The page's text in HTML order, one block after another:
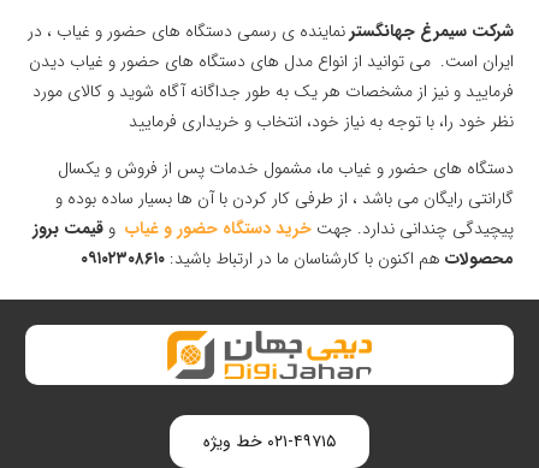
شرکت سیمرغ جهانگسترنماینده ی رسمی دستگاه های حضور و غیاب ، در
ایران است. می توانید از انواع مدل های دستگاه های حضور و غیاب دیدن
فرمایید و نیز از مشخصات هر یک به طور جداگانه آگاه شوید و کالای مورد
نظر خود را، با توجه به نیاز خود، انتخاب و خریداری فرمایید
دستگاه های حضور و غیاب ما، مشمول خدمات پس از فروش و یکسال
گارانتی رایگان می باشد ، از طرفی کار کردن با آن ها بسیار ساده بوده و
پیچیدگی چندانی ندارد. جهت خرید دستگاه حضور و غیاب و قیمت بروز
محصولات هم اکنون با کارشناسان ما در ارتباط باشید:
۰۲۱-۴۹۷۱۵ خط ویژه